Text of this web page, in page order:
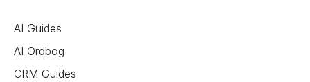
AI Guides
AI Ordbog
CRM Guides